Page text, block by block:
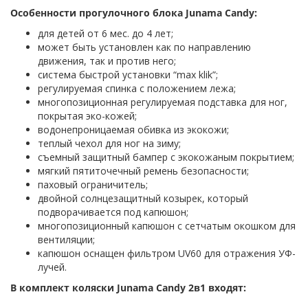
Особенности прогулочного блока Junama Candy:
для детей от 6 мес. до 4 лет;
может быть установлен как по направлению
движения, так и против него;
система быстрой установки “max klik”;
регулируемая спинка с положением лежа;
многопозиционная регулируемая подставка для ног,
покрытая эко-кожей;
водонепроницаемая обивка из экокожи;
теплый чехол для ног на зиму;
съемный защитный бампер с экокожаным покрытием;
мягкий пятиточечный ремень безопасности;
паховый ограничитель;
двойной солнцезащитный козырек, который
подворачивается под капюшон;
многопозиционный капюшон с сетчатым окошком для
вентиляции;
капюшон оснащен фильтром UV60 для отражения УФ-
лучей.
В комплект коляски Junama Candy 2в1 входят: